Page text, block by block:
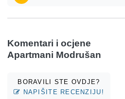
Komentari i ocjene
Apartmani Modrušan
BORAVILI STE OVDJE?
NAPIŠITE RECENZIJU!